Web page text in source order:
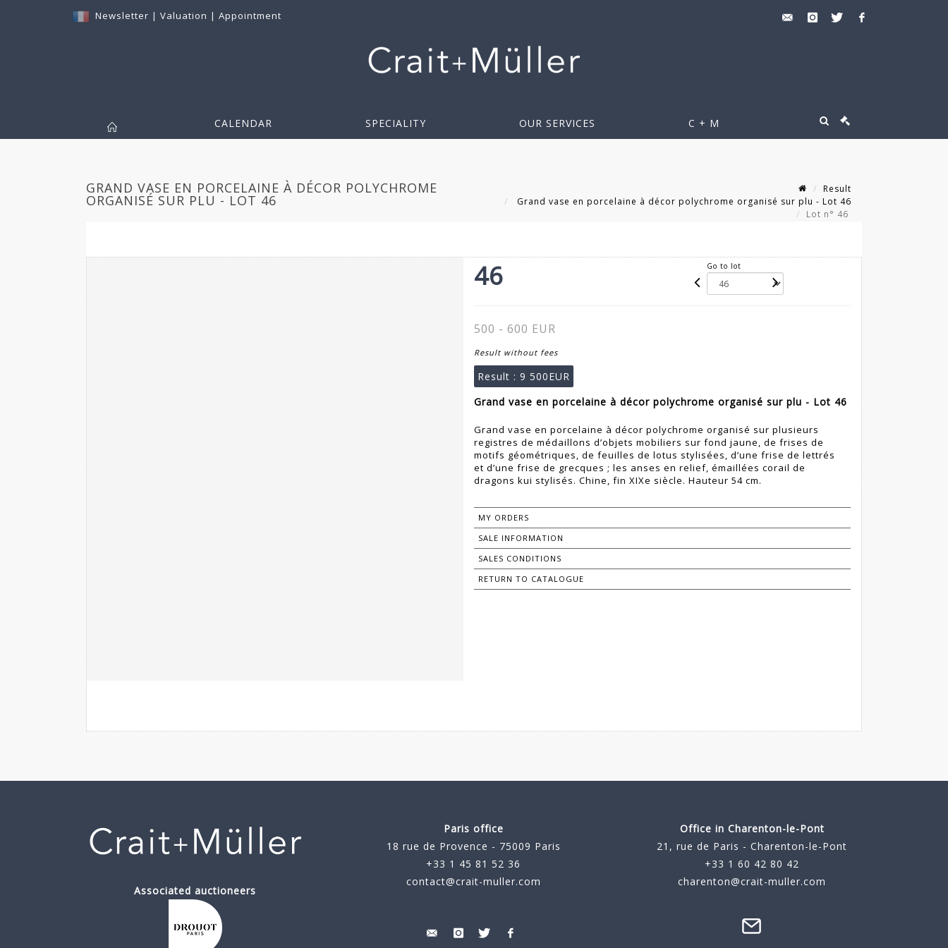
Newsletter | Valuation | Appointment
CALENDAR SPECIALITY OUR SERVICES C + M
GRAND VASE EN PORCELAINE À DÉCOR POLYCHROME
ORGANISÉ SUR PLU - LOT 46
Result
Grand vase en porcelaine à décor polychrome organisé sur plu - Lot 46
Lot n° 46
46 Go to lot
500 - 600 EUR
Result without fees
Result : 9 500EUR
Grand vase en porcelaine à décor polychrome organisé sur plu - Lot 46
Grand vase en porcelaine à décor polychrome organisé sur plusieurs
registres de médaillons d’objets mobiliers sur fond jaune, de frises de
motifs géométriques, de feuilles de lotus stylisées, d’une frise de lettrés
et d’une frise de grecques ; les anses en relief, émaillées corail de
dragons kui stylisés. Chine, fin XIXe siècle. Hauteur 54 cm.
MY ORDERS
SALE INFORMATION
SALES CONDITIONS
RETURN TO CATALOGUE
Associated auctioneers
Paris office
18 rue de Provence - 75009 Paris
+33 1 45 81 52 36
contact@crait-muller.com
Office in Charenton-le-Pont
21, rue de Paris - Charenton-le-Pont
+33 1 60 42 80 42
charenton@crait-muller.com